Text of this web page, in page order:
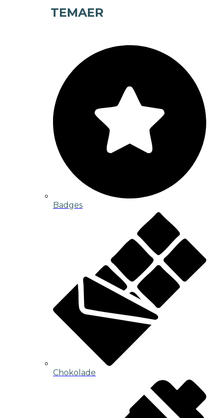
TEMAER
Badges
Chokolade